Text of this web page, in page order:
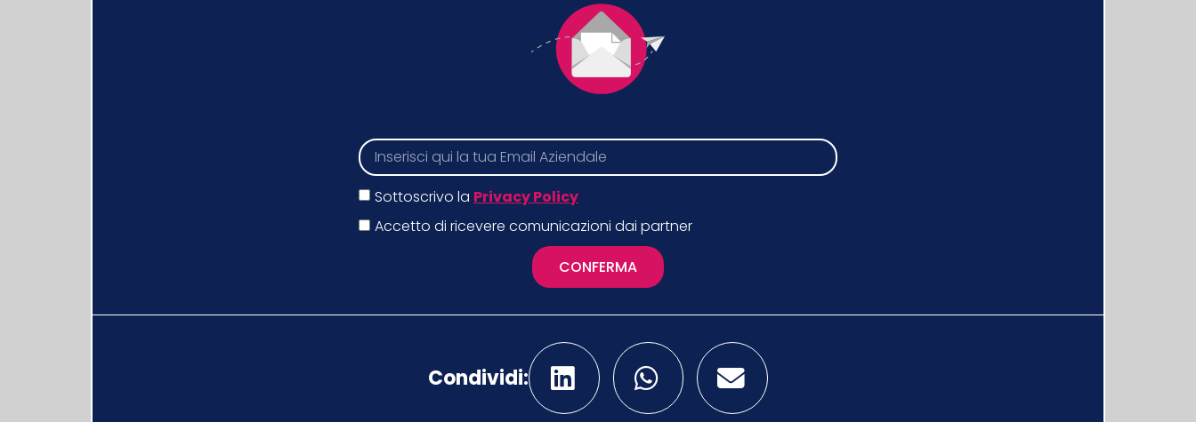
Sottoscrivo la Privacy Policy
Accetto di ricevere comunicazioni dai partner
CONFERMA
Condividi: